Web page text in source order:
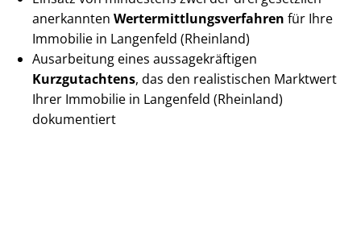
anerkannten Wert­ermitt­lungs­ver­fah­ren für Ihre
Immobilie in Langenfeld (Rheinland)
Ausarbeitung eines aus­sa­ge­kräf­ti­gen
Kurzgutachtens, das den realistischen Marktwert
Ihrer Immobilie in Langenfeld (Rheinland)
dokumentiert